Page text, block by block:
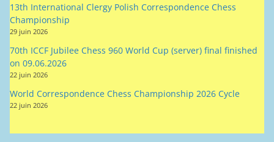
13th International Clergy Polish Correspondence Chess
Championship
29 juin 2026
70th ICCF Jubilee Chess 960 World Cup (server) final finished
on 09.06.2026
22 juin 2026
World Correspondence Chess Championship 2026 Cycle
22 juin 2026